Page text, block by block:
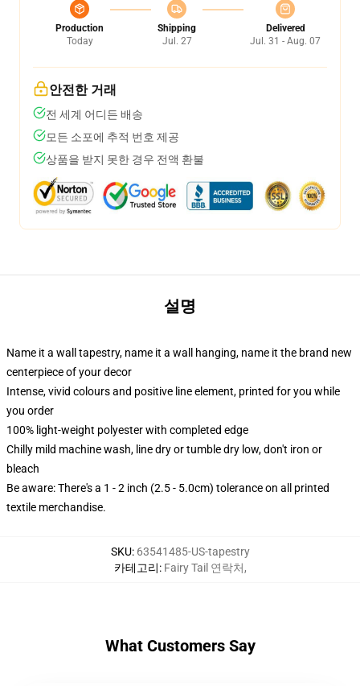
Production
Today
Shipping
Jul. 27
Delivered
Jul. 31 - Aug. 07
안전한 거래
전 세계 어디든 배송
모든 소포에 추적 번호 제공
상품을 받지 못한 경우 전액 환불
설명
Name it a wall tapestry, name it a wall hanging, name it the brand new
centerpiece of your decor
Intense, vivid colours and positive line element, printed for you while
you order
100% light-weight polyester with completed edge
Chilly mild machine wash, line dry or tumble dry low, don't iron or
bleach
Be aware: There's a 1 - 2 inch (2.5 - 5.0cm) tolerance on all printed
textile merchandise.
SKU: 63541485-US-tapestry
카테고리: Fairy Tail 연락처,
What Customers Say